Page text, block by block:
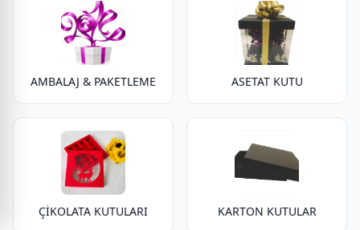
AMBALAJ & PAKETLEME ASETAT KUTU
ÇİKOLATA KUTULARI KARTON KUTULAR